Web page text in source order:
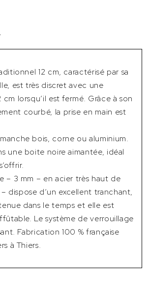
12 cm, caractérisé par sa
est très discret avec une
cm lorsqu’il est fermé. Grâce à son
courbé, la prise en main est
bois, corne ou aluminium.
une boite noire aimantée, idéal
– 3 mm – en acier très haut de
dispose d’un excellent tranchant,
dans le temps et elle est
Le système de verrouillage
Fabrication 100 % française
à Thiers.